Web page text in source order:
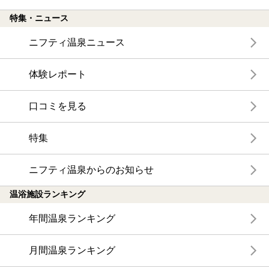
特集・ニュース
ニフティ温泉ニュース
体験レポート
口コミを見る
特集
ニフティ温泉からのお知らせ
温浴施設ランキング
年間温泉ランキング
月間温泉ランキング